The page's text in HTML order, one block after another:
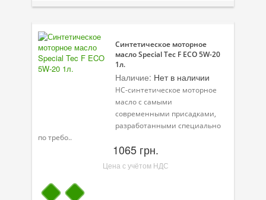
Присадки в топливо
Трансмиссионные масла
Сервисные продукты
Клеи и герметики
Уход за кондиционером
Смазки
Синтетическое моторное
масло Special Tec F ECO 5W-20
1л.
Наличие: Нет в наличии
HC-синтетическое моторное
масло с самыми
современными присадками,
разработанными специально
по требо..
1065 грн.
Цена с учётом НДС